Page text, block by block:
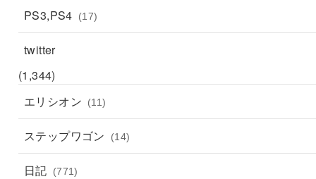
PS3,PS4 (17)
twitter
(1,344)
エリシオン
(11)
ステップワゴン (14)
日記 (771)